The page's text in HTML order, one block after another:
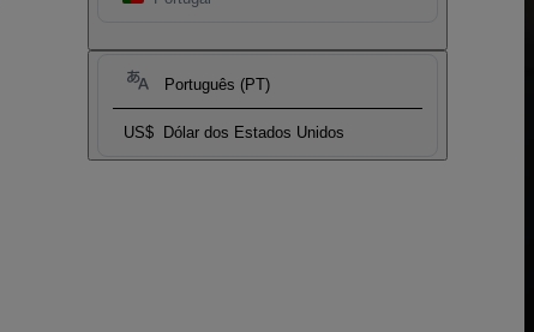
Português (PT)
US$ Dólar dos Estados Unidos